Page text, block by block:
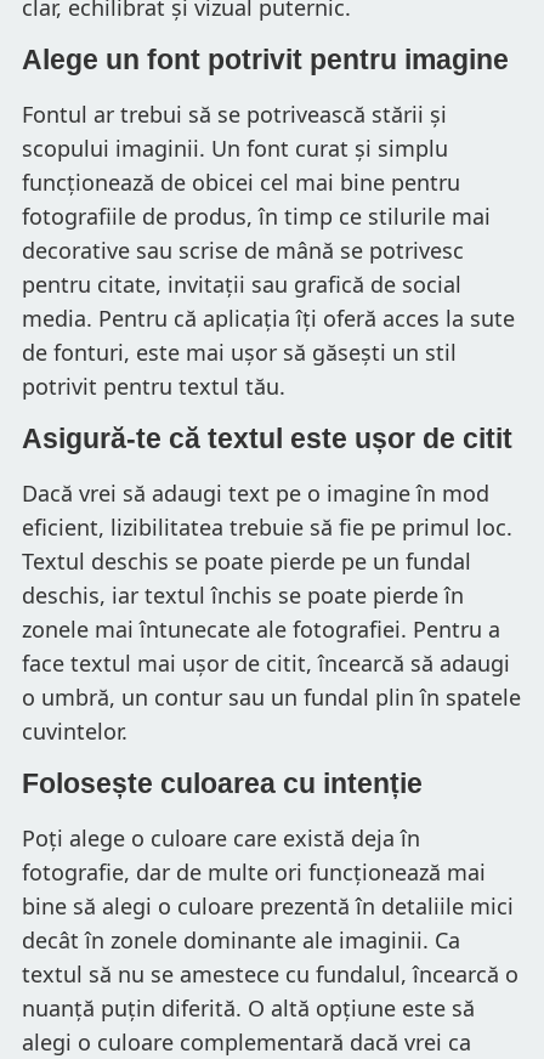
clar, echilibrat și vizual puternic.
Alege un font potrivit pentru imagine
Fontul ar trebui să se potrivească stării și
scopului imaginii. Un font curat și simplu
funcționează de obicei cel mai bine pentru
fotografiile de produs, în timp ce stilurile mai
decorative sau scrise de mână se potrivesc
pentru citate, invitații sau grafică de social
media. Pentru că aplicația îți oferă acces la sute
de fonturi, este mai ușor să găsești un stil
potrivit pentru textul tău.
Asigură-te că textul este ușor de citit
Dacă vrei să adaugi text pe o imagine în mod
eficient, lizibilitatea trebuie să fie pe primul loc.
Textul deschis se poate pierde pe un fundal
deschis, iar textul închis se poate pierde în
zonele mai întunecate ale fotografiei. Pentru a
face textul mai ușor de citit, încearcă să adaugi
o umbră, un contur sau un fundal plin în spatele
cuvintelor.
Folosește culoarea cu intenție
Poți alege o culoare care există deja în
fotografie, dar de multe ori funcționează mai
bine să alegi o culoare prezentă în detaliile mici
decât în zonele dominante ale imaginii. Ca
textul să nu se amestece cu fundalul, încearcă o
nuanță puțin diferită. O altă opțiune este să
alegi o culoare complementară dacă vrei ca